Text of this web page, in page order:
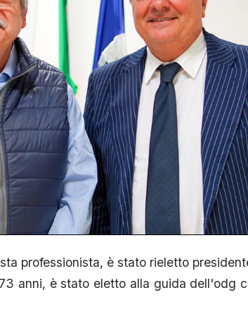
professionista, è stato rieletto
anni, è stato eletto alla guida dell'odg